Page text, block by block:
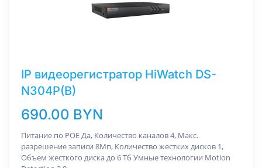
IP видеорегистратор HiWatch DS-
N304P(B)
690.00 BYN
Питание по РОЕ Да, Количество каналов 4, Макс.
разрешение записи 8Мп, Количество жестких дисков 1,
Объем жесткого диска до 6 Тб Умные технологии Motion